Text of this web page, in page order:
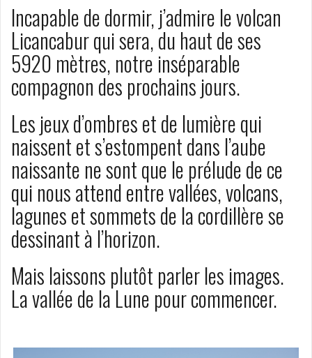
Incapable de dormir, j’admire le volcan
Licancabur qui sera, du haut de ses
5920 mètres, notre inséparable
compagnon des prochains jours.
Les jeux d’ombres et de lumière qui
naissent et s’estompent dans l’aube
naissante ne sont que le prélude de ce
qui nous attend entre vallées, volcans,
lagunes et sommets de la cordillère se
dessinant à l’horizon.
Mais laissons plutôt parler les images.
La vallée de la Lune pour commencer.